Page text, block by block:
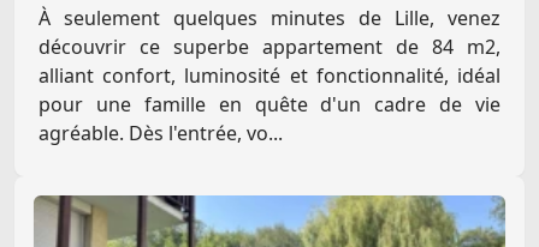
À seulement quelques minutes de Lille, venez
découvrir ce superbe appartement de 84 m2,
alliant confort, luminosité et fonctionnalité, idéal
pour une famille en quête d'un cadre de vie
agréable. Dès l'entrée, vo...